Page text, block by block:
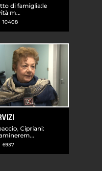
di famiglia:le
m...
10408
Cipriani:
6937